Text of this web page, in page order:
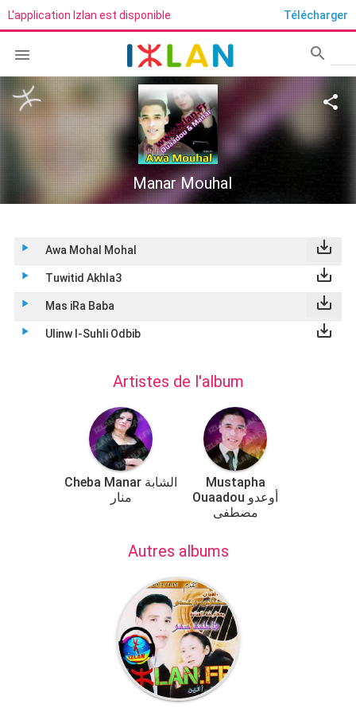
L'application Izlan est disponible Télécharger
 search
Manar Mouhal
play_arrow Awa Mohal Mohal save_alt
play_arrow Tuwitid Akhla3 save_alt
play_arrow Mas iRa Baba save_alt
play_arrow Ulinw I-Suhli Odbib save_alt
Artistes de l'album
Cheba Manar الشابة
منار
Mustapha
Ouaadou أوعدو
مصطفى
Autres albums
share